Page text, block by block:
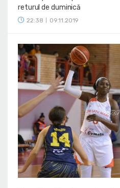
returul de duminică
22:38 09.11.2019